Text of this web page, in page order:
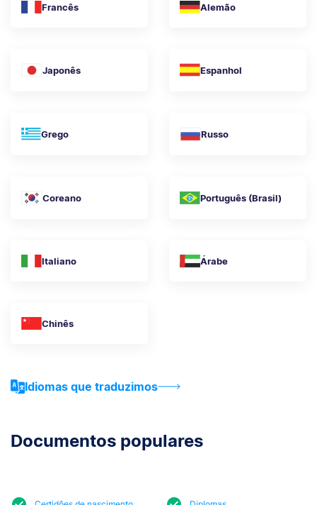
Francês Alemão
Japonês Espanhol
Grego Russo
Coreano Português (Brasil)
Italiano Árabe
Chinês
Idiomas que traduzimos
Documentos populares